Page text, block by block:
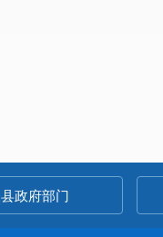
县政府部门